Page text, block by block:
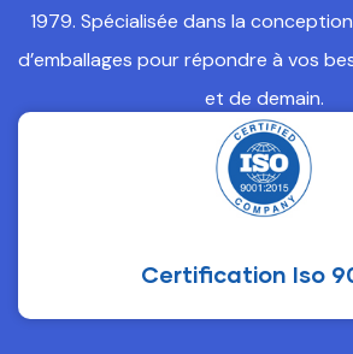
1979. Spécialisée dans la
d’emballages pour répondre à vos
et de demain.
Certification Iso